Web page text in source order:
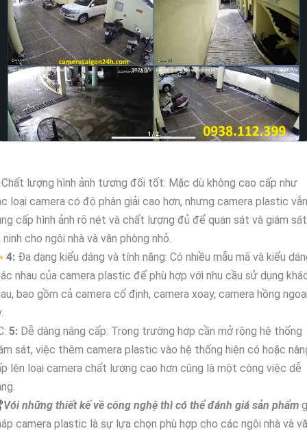
lượng hình ảnh tương đối tốt: Mặc dù không cao cấp như
loại camera có độ phân giải cao hơn, nhưng camera plastic vẫn
cấp hình ảnh rõ nét và chất lượng đủ để quan sát và giám sát
ninh cho ngôi nhà và văn phòng nhỏ.
4: Đa dạng kiểu dáng và tính năng: Có nhiều mẫu mã và kiểu
nhau của camera plastic để phù hợp với nhu cầu sử dụng
bao gồm cả camera cố định, camera xoay, camera hồng
5: Dễ dàng nâng cấp: Trong trường hợp cần mở rộng hệ thống
sát, việc thêm camera plastic vào hệ thống hiện có hoặc
lên loại camera chất lượng cao hơn cũng là một công việc dễ
Vói những thiết kế về công nghệ thì có thể đánh giá sản phẩm
camera plastic là sự lựa chọn phù hợp cho các ngôi nhà và